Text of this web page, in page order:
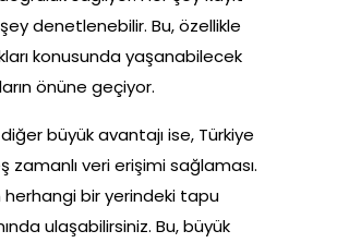
denetlenebilir. Bu, özellikle
konusunda yaşanabilecek
önüne geçiyor.
diğer büyük avantajı ise, Türkiye
zamanlı veri erişimi sağlaması.
herhangi bir yerindeki tapu
ulaşabilirsiniz. Bu, büyük